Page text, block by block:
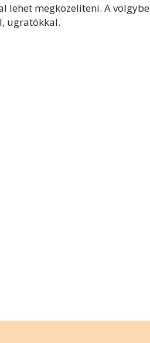
lehet megközelíteni. A völgybe
ugratókkal.